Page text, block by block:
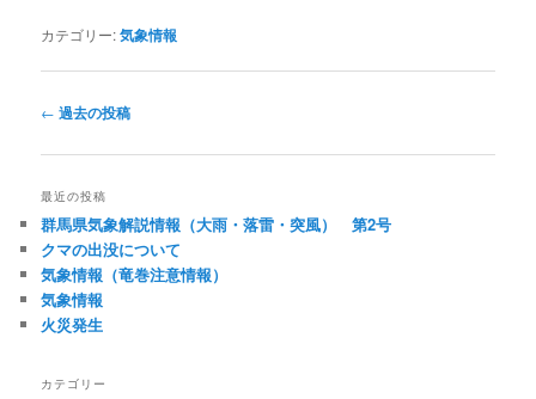
カテゴリー:気象情報
投
ナ
ー
シ
ョ
ン
← 過去の投稿
最近の投稿
群馬県気象解説情報（大雨・落雷・突風） 第2号
クマの出没について
気象情報（竜巻注意情報）
気象情報
火災発生
カテゴリー